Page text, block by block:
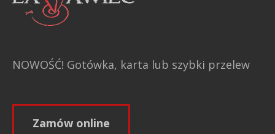
NOWOŚĆ! Gotówka, karta lub szybki przelew
Zamów online